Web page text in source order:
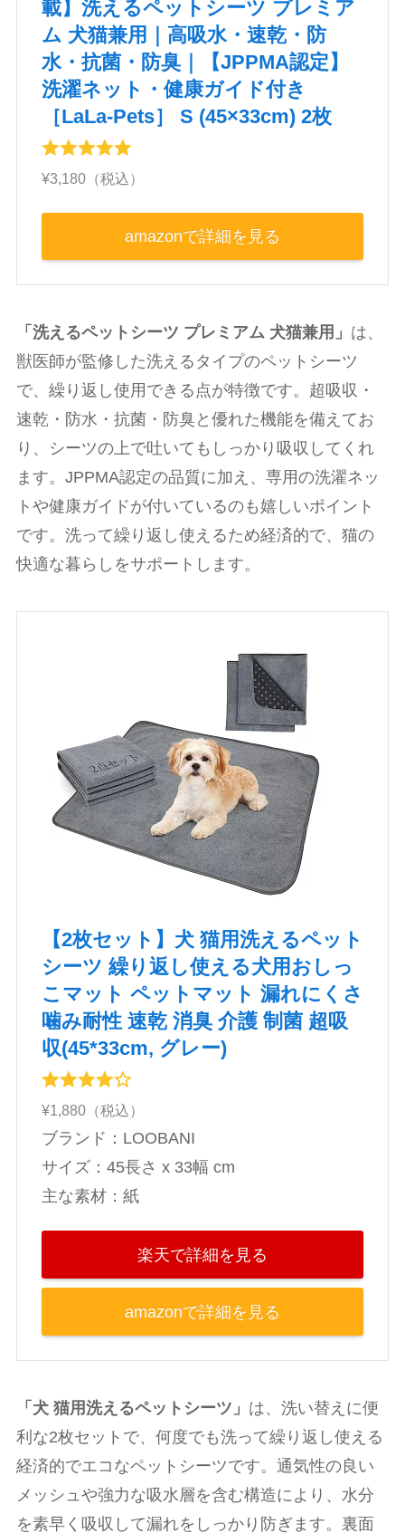
載】洗えるペットシーツ プレミア
ム 犬猫兼用｜高吸水・速乾・防
水・抗菌・防臭｜【JPPMA認定】
洗濯ネット・健康ガイド付き
［LaLa‑Pets］ S (45×33cm) 2枚
¥3,180（税込）
amazonで詳細を見る
「洗えるペットシーツ プレミアム 犬猫兼用」 は、
獣医師が監修した洗えるタイプのペットシーツ
で、繰り返し使用できる点が特徴です。超吸収・
速乾・防水・抗菌・防臭と優れた機能を備えてお
り、シーツの上で吐いてもしっかり吸収してくれ
ます。JPPMA認定の品質に加え、専用の洗濯ネッ
トや健康ガイドが付いているのも嬉しいポイント
です。洗って繰り返し使えるため経済的で、猫の
快適な暮らしをサポートします。
【2枚セット】犬 猫用洗えるペット
シーツ 繰り返し使える犬用おしっ
こマット ペットマット 漏れにくさ
噛み耐性 速乾 消臭 介護 制菌 超吸
収(45*33cm, グレー)
¥1,880（税込）
ブランド：LOOBANI
‎サイズ：45長さ x 33幅 cm
主な素材：紙
楽天で詳細を見る
amazonで詳細を見る
「犬 猫用洗えるペットシーツ」 は、洗い替えに便
利な2枚セットで、何度でも洗って繰り返し使える
経済的でエコなペットシーツです。通気性の良い
メッシュや強力な吸水層を含む構造により、水分
を素早く吸収して漏れをしっかり防ぎます。裏面